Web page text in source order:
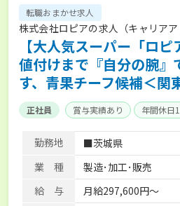
転職おまかせ求人
株式会社ロピアの求人（キャリアア
【大人気スーパー「ロ
値付けまで『自分の腕』
す、青果チーフ候補＜関
正社員 賞与実績あり 年間休日
勤務地
■茨城県
業 種
製造･加工･販売
給 与
月給297,600円～